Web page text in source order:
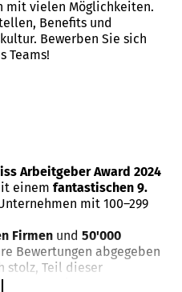
mit vielen Möglichkeiten.
Benefits und
Bewerben Sie sich
Teams!
Arbeitgeber Award 2024
einem fantastischen 9.
mit 100–299
Firmen und 50'000
Bewertungen abgegeben
stolz, Teil dieser
zu sein.